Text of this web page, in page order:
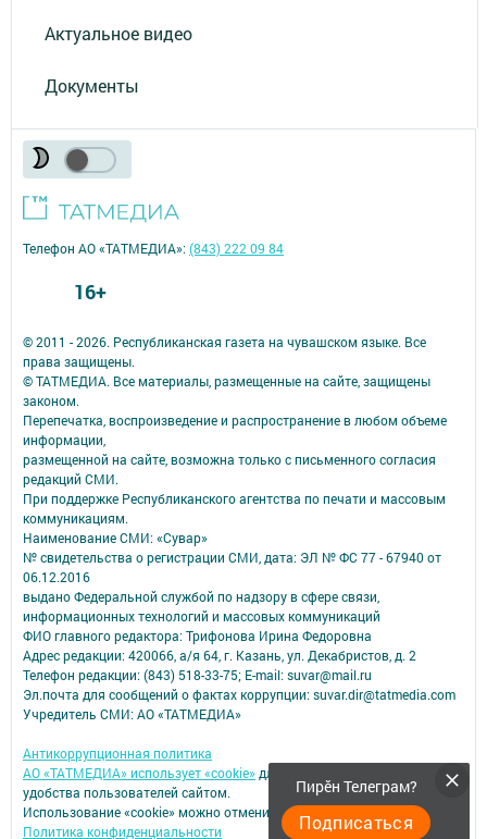
Актуальное видео
Документы
Пирӗн Телеграм?
Подписаться
© 2011 - 2026. Республиканская газета на чувашском языке. Все
права защищены.
© ТАТМЕДИА. Все материалы, размещенные на сайте, защищены
законом.
Перепечатка, воспроизведение и распространение в любом объеме
информации,
размещенной на сайте, возможна только с письменного согласия
редакций СМИ.
При поддержке Республиканского агентства по печати и массовым
коммуникациям.
Наименование СМИ: «Сувар»
№ свидетельства о регистрации СМИ, дата: ЭЛ № ФС 77 - 67940 от
06.12.2016
выдано Федеральной службой по надзору в сфере связи,
информационных технологий и массовых коммуникаций
ФИО главного редактора: Трифонова Ирина Федоровна
Адрес редакции: 420066, а/я 64, г. Казань, ул. Декабристов, д. 2
Телефон редакции: (843) 518-33-75; E-mail: suvar@mail.ru
Эл.почта для сообщений о фактах коррупции: suvar.dir@tatmedia.com
Учредитель СМИ: АО «ТАТМЕДИА»
Антикоррупционная политика
АО «ТАТМЕДИА» использует «cookie»для персонализации сервисов и
удобства пользователей сайтом.
Использование «cookie» можно отменить в настройках браузера.
Политика конфиденциальности
Телефон АО «ТАТМЕДИА»:(843) 222 09 84
16+